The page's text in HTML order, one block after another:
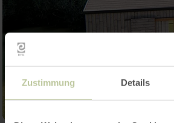
Zustimmung Details